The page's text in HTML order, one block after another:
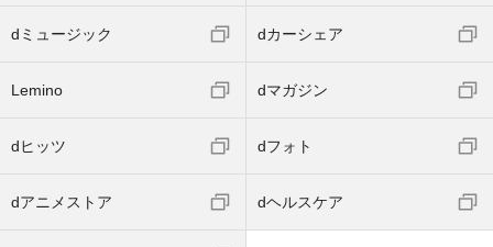
dミュージック dカーシェア
Lemino dマガジン
dヒッツ dフォト
dアニメストア dヘルスケア